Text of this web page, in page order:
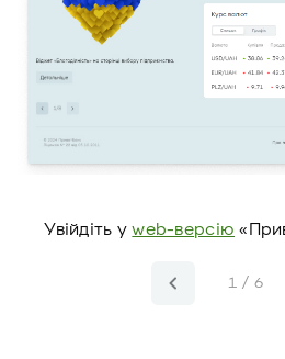
Увійдіть уweb-версію
1 / 6